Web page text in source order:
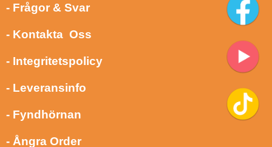
- Frågor & Svar
- Kontakta Oss
- Integritetspolicy
- Leveransinfo
- Fyndhörnan
- Ångra Order